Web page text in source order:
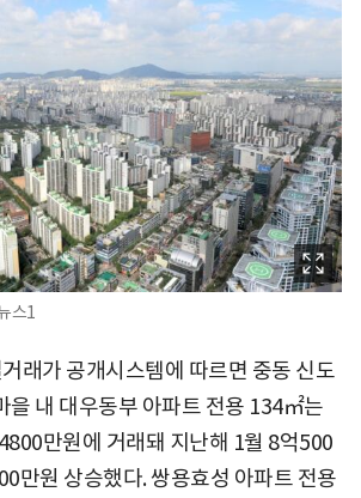
스1
래가 공개시스템에 따르면 중동 신도
을 내 대우동부 아파트 전용 134㎡는
만원에 거래돼 지난해 1월 8억500
만원 상승했다. 쌍용효성 아파트 전용